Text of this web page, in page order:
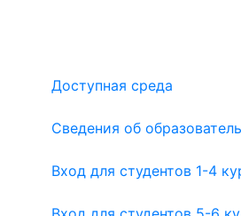
Доступная среда
Сведения об
Вход для студентов 1-4